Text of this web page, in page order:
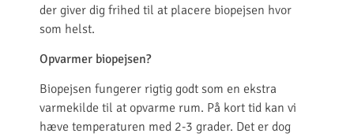
der giver dig frihed til at placere biopejsen hvor
som helst.
Opvarmer biopejsen?
Biopejsen fungerer rigtig godt som en ekstra
varmekilde til at opvarme rum. På kort tid kan vi
hæve temperaturen med 2-3 grader. Det er dog